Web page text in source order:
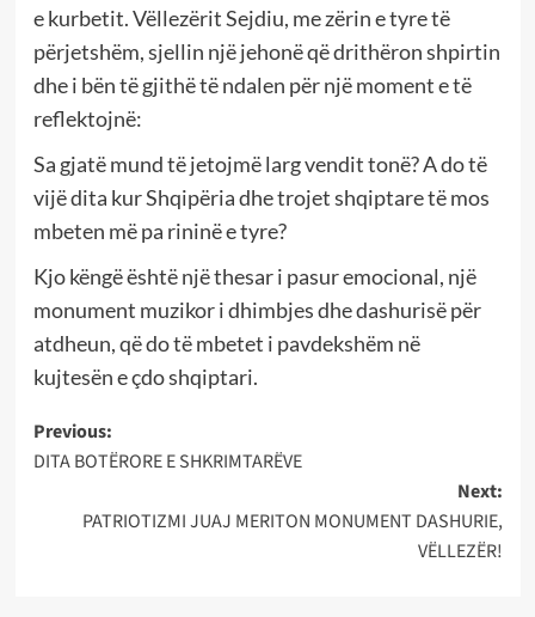
e kurbetit. Vëllezërit Sejdiu, me zërin e tyre të
përjetshëm, sjellin një jehonë që drithëron shpirtin
dhe i bën të gjithë të ndalen për një moment e të
reflektojnë:
Sa gjatë mund të jetojmë larg vendit tonë? A do të
vijë dita kur Shqipëria dhe trojet shqiptare të mos
mbeten më pa rininë e tyre?
Kjo këngë është një thesar i pasur emocional, një
monument muzikor i dhimbjes dhe dashurisë për
atdheun, që do të mbetet i pavdekshëm në
kujtesën e çdo shqiptari.
Post
navigation
Previous:
DITA BOTËRORE E SHKRIMTARËVE
Next:
PATRIOTIZMI JUAJ MERITON MONUMENT DASHURIE,
VËLLEZËR!